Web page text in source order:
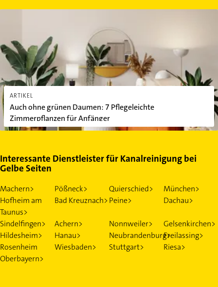
ARTIKEL
Auch ohne grünen Daumen: 7 Pflegeleichte
Zimmerpflanzen für Anfänger
Interessante Dienstleister für Kanalreinigung bei
Gelbe Seiten
Machern> Pößneck> Quierschied>
München>
Hofheim am
Taunus>
Bad Kreuznach>Peine> Dachau>
Sindelfingen> Achern> Nonnweiler>
Gelsenkirchen>
Hildesheim>
Hanau> Neubrandenburg>Freilassing>
Rosenheim
Oberbayern>
Wiesbaden> Stuttgart> Riesa>